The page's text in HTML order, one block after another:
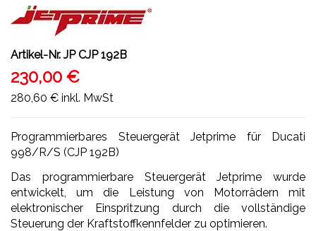
Artikel-Nr. JP CJP 192B
230,00 €
280,60 € inkl. MwSt
Programmierbares Steuergerät Jetprime für Ducati
998/R/S (CJP 192B)
Das programmierbare Steuergerät Jetprime wurde
entwickelt, um die Leistung von Motorrädern mit
elektronischer Einspritzung durch die vollständige
Steuerung der Kraftstoffkennfelder zu optimieren.